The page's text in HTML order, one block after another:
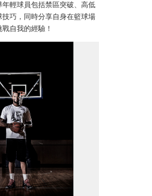
輕球員包括禁區突破、高低
巧，同時分享自身在籃球場
自我的經驗！